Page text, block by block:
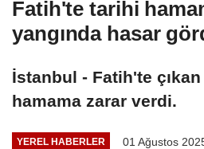
Fatih'te tarihi
yangında hasar
İstanbul - Fatih'te
hamama zarar verdi.
YEREL HABERLER 01 Ağustos